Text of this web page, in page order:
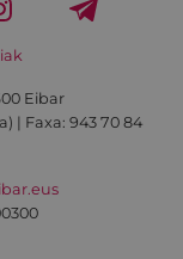
Eibar
| Faxa: 943 70 84